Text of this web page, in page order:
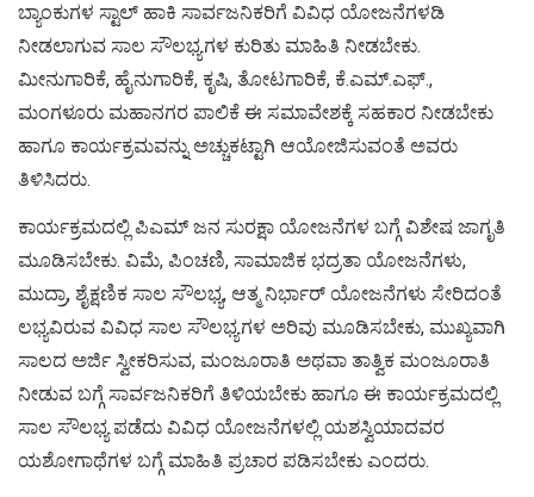
ಬ್ಯಾಂಕುಗಳ ಸ್ಟಾಲ್ ಹಾಕಿ ಸಾರ್ವಜನಿಕರಿಗೆ ವಿವಿಧ ಯೋಜನೆಗಳಡಿ
ನೀಡಲಾಗುವ ಸಾಲ ಸೌಲಭ್ಯಗಳ ಕುರಿತು ಮಾಹಿತಿ ನೀಡಬೇಕು.
ಮೀನುಗಾರಿಕೆ, ಹೈನುಗಾರಿಕೆ, ಕೃಷಿ, ತೋಟಗಾರಿಕೆ, ಕೆ.ಎಮ್.ಎಫ್.,
ಮಂಗಳೂರು ಮಹಾನಗರ ಪಾಲಿಕೆ ಈ ಸಮಾವೇಶಕ್ಕೆ ಸಹಕಾರ ನೀಡಬೇಕು
ಹಾಗೂ ಕಾರ್ಯಕ್ರಮವನ್ನು ಅಚ್ಚುಕಟ್ಟಾಗಿ ಆಯೋಜಿಸುವಂತೆ ಅವರು
ತಿಳಿಸಿದರು.
ಕಾರ್ಯಕ್ರಮದಲ್ಲಿ ಪಿಎಮ್ ಜನ ಸುರಕ್ಷಾ ಯೋಜನೆಗಳ ಬಗ್ಗೆ ವಿಶೇಷ ಜಾಗೃತಿ
ಮೂಡಿಸಬೇಕು. ವಿಮೆ, ಪಿಂಚಣಿ, ಸಾಮಾಜಿಕ ಭದ್ರತಾ ಯೋಜನೆಗಳು,
ಮುದ್ರಾ, ಶೈಕ್ಷಣಿಕ ಸಾಲ ಸೌಲಭ್ಯ, ಆತ್ಮ ನಿರ್ಭಾರ್ ಯೋಜನೆಗಳು ಸೇರಿದಂತೆ
ಲಭ್ಯವಿರುವ ವಿವಿಧ ಸಾಲ ಸೌಲಭ್ಯಗಳ ಅರಿವು ಮೂಡಿಸಬೇಕು, ಮುಖ್ಯವಾಗಿ
ಸಾಲದ ಅರ್ಜಿ ಸ್ವೀಕರಿಸುವ, ಮಂಜೂರಾತಿ ಅಥವಾ ತಾತ್ವಿಕ ಮಂಜೂರಾತಿ
ನೀಡುವ ಬಗ್ಗೆ ಸಾರ್ವಜನಿಕರಿಗೆ ತಿಳಿಯಬೇಕು ಹಾಗೂ ಈ ಕಾರ್ಯಕ್ರಮದಲ್ಲಿ
ಸಾಲ ಸೌಲಭ್ಯ ಪಡೆದು ವಿವಿಧ ಯೋಜನೆಗಳಲ್ಲಿ ಯಶಸ್ವಿಯಾದವರ
ಯಶೋಗಾಥೆಗಳ ಬಗ್ಗೆ ಮಾಹಿತಿ ಪ್ರಚಾರ ಪಡಿಸಬೇಕು ಎಂದರು.